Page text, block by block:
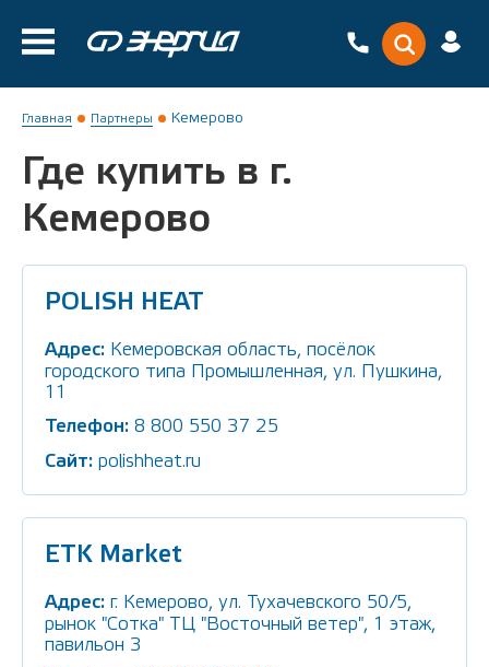
Главная Партнеры Кемерово
Где купить в г.
Кемерово
POLISH HEAT
Адрес: Кемеровская область, посёлок
городского типа Промышленная, ул. Пушкина,
11
Телефон: 8 800 550 37 25
Сайт: polishheat.ru
ETK Market
Адрес: г. Кемерово, ул. Тухачевского 50/5,
рынок "Сотка" ТЦ "Восточный ветер", 1 этаж,
павильон 3